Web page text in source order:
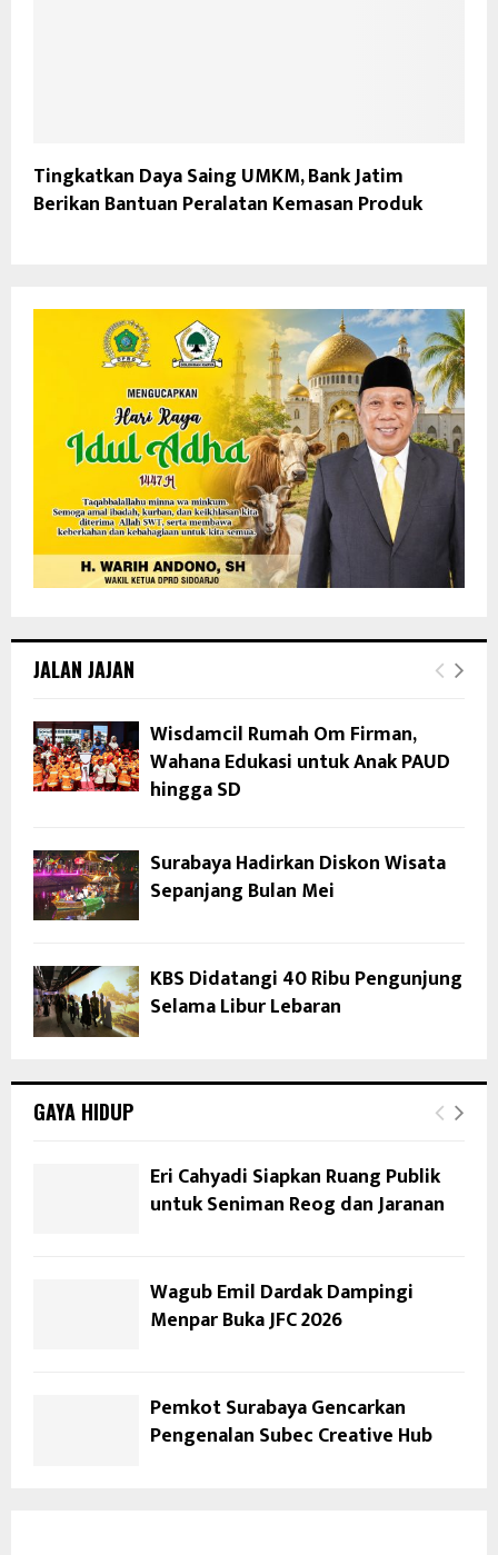
Tingkatkan Daya Saing UMKM, Bank Jatim
Berikan Bantuan Peralatan Kemasan Produk
JALAN JAJAN
Wisdamcil Rumah Om Firman,
Wahana Edukasi untuk Anak PAUD
hingga SD
Surabaya Hadirkan Diskon Wisata
Sepanjang Bulan Mei
KBS Didatangi 40 Ribu Pengunjung
Selama Libur Lebaran
GAYA HIDUP
Eri Cahyadi Siapkan Ruang Publik
untuk Seniman Reog dan Jaranan
Wagub Emil Dardak Dampingi
Menpar Buka JFC 2026
Pemkot Surabaya Gencarkan
Pengenalan Subec Creative Hub